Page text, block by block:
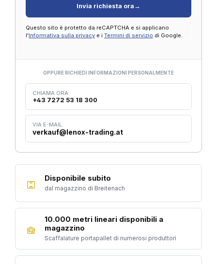
Invia richiesta ora →
Questo sito è protetto da reCAPTCHA e si applicano
l'Informativa sulla privacy e i Termini di servizio di Google.
OPPURE RICHIEDI INFORMAZIONI PERSONALMENTE
CHIAMA ORA
+43 7272 53 18 300
VIA E-MAIL
verkauf@lenox-trading.at
Disponibile subito
dal magazzino di Breitenach
10.000 metri lineari disponibili a
magazzino
Scaffalature portapallet di numerosi produttori